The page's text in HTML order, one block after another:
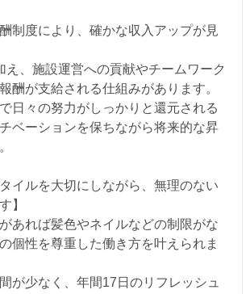
制度により、確かな収入アップが見
え、施設運営への貢献やチームワーク
酬が支給される仕組みがあります。
日々の努力がしっかりと還元される
ベーションを保ちながら将来的な昇
イルを大切にしながら、無理のない
】
あれば髪色やネイルなどの制限がな
個性を尊重した働き方を叶えられま
が少なく、年間17日のリフレッシュ